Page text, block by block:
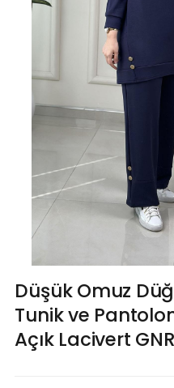
Düşük Omuz
Tunik ve
Açık Lacivert